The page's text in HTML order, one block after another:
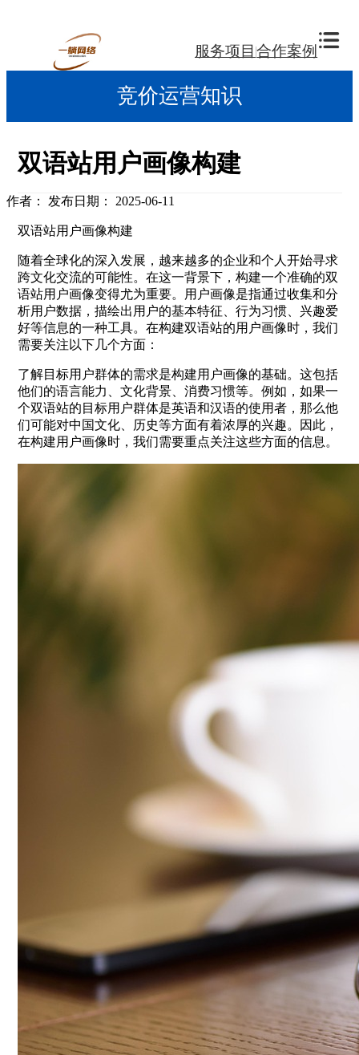
服务项目 合作案例
竞价运营知识
双语站用户画像构建
作者： 发布日期： 2025-06-11
双语站用户画像构建
随着全球化的深入发展，越来越多的企业和个人开始寻求
跨文化交流的可能性。在这一背景下，构建一个准确的双
语站用户画像变得尤为重要。用户画像是指通过收集和分
析用户数据，描绘出用户的基本特征、行为习惯、兴趣爱
好等信息的一种工具。在构建双语站的用户画像时，我们
需要关注以下几个方面：
了解目标用户群体的需求是构建用户画像的基础。这包括
他们的语言能力、文化背景、消费习惯等。例如，如果一
个双语站的目标用户群体是英语和汉语的使用者，那么他
们可能对中国文化、历史等方面有着浓厚的兴趣。因此，
在构建用户画像时，我们需要重点关注这些方面的信息。